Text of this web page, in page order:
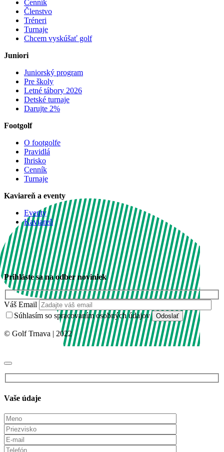
Cenník
Členstvo
Tréneri
Turnaje
Chcem vyskúšať golf
Juniori
Juniorský program
Pre školy
Letné tábory 2026
Detské turnaje
Darujte 2%
Footgolf
O footgolfe
Pravidlá
Ihrisko
Cenník
Turnaje
Kaviareň a eventy
Eventy
Kaviareň
Prihláste sa na odber noviniek
Váš Email
Súhlasím so spracovaním osobných údajov
© Golf Trnava | 2022
Vaše údaje